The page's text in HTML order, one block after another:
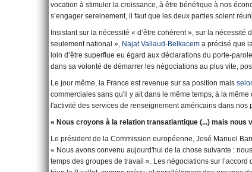
vocation à stimuler la croissance, à être bénéfique à nos
s’engager sereinement, il faut que les deux parties soient
Insistant sur la nécessité « d’être cohérent », sur la
seulement national », Najat Vallaud-Belkacem a précisé que
loin d’être superflue eu égard aux déclarations du porte-
dans sa volonté de démarrer les négociations au plus vite,
Le jour même, la France est revenue sur sa position mais
commerciales sans qu'il y ait dans le même temps, à la
l'activité des services de renseignement américains dans
« Nous croyons à la relation transatlantique (...) mais
Le président de la Commission européenne, José Manuel
« Nous avons convenu aujourd'hui de la chose suivante :
temps des groupes de travail ». Les négociations sur